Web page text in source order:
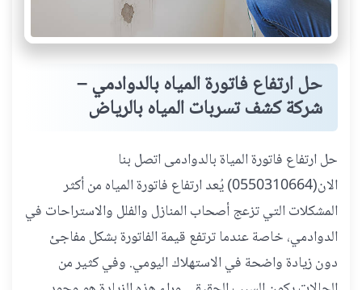
حل ارتفاع فاتورة المياه بالدوادمي –
شركة كشف تسربات المياه بالرياض
حل ارتفاع فاتورة المياة بالدوادمى اتصل بنا
الان(0550310664) يُعد ارتفاع فاتورة المياه من أكثر
المشكلات التي تزعج أصحاب المنازل والفلل والاستراحات في
الدوادمي، خاصة عندما ترتفع قيمة الفاتورة بشكل مفاجئ
دون زيادة واضحة في الاستهلاك اليومي. وفي كثير من